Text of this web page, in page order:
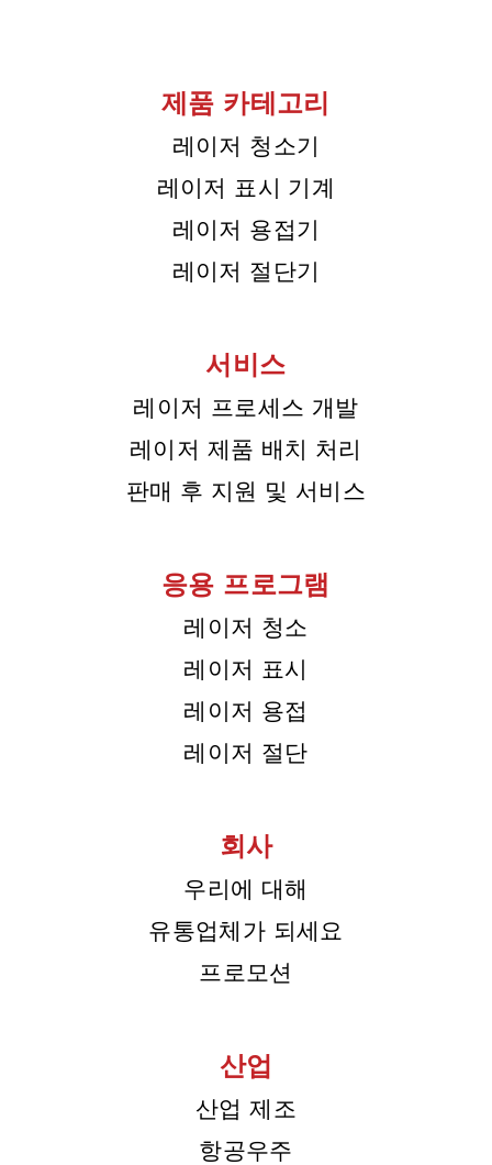
제품 카테고리
레이저 청소기
레이저 표시 기계
레이저 용접기
레이저 절단기
서비스
레이저 프로세스 개발
레이저 제품 배치 처리
판매 후 지원 및 서비스
응용 프로그램
레이저 청소
레이저 표시
레이저 용접
레이저 절단
회사
우리에 대해
유통업체가 되세요
프로모션
산업
산업 제조
항공우주